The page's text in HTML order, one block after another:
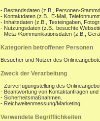
- Bestandsdaten (z.B., Personen-
- Kontaktdaten (z.B., E-Mail,
- Inhaltsdaten (z.B., Texteingaben,
- Nutzungsdaten (z.B., besuchte
- Meta-/Kommunikationsdaten (z.B.,
Kategorien betroffener Personen
Besucher und Nutzer des
Zweck der Verarbeitung
- Zurverfügungstellung des
- Beantwortung von Kontaktanfragen und
- Sicherheitsmaßnahmen.
- Reichweitenmessung/Marketing
Verwendete Begrifflichkeiten